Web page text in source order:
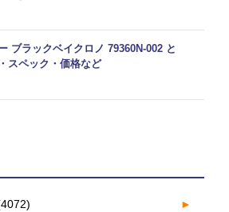
ブラックベイクロノ 79360N-002 と
スペック・価格など
►